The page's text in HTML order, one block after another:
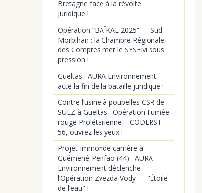
Bretagne face à la révolte
juridique !
Opération “BAÏKAL 2025” — Sud
Morbihan : la Chambre Régionale
des Comptes met le SYSEM sous
pression !
Gueltas : AURA Environnement
acte la fin de la bataille juridique !
Contre l’usine à poubelles CSR de
SUEZ à Gueltas : Opération Fumée
rouge Prolétarienne – CODERST
56, ouvrez les yeux !
Projet Immonde carrière à
Guémené-Penfao (44) : AURA
Environnement déclenche
l’Opération Zvezda Vody — "Étoile
de l’eau" !